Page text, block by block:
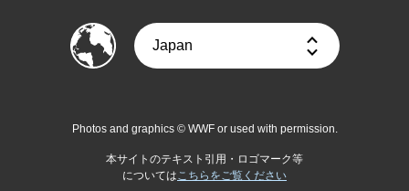
Photos and graphics © WWF or used with permission.
本サイトのテキスト引用・ロゴマーク等
については こちらをご覧ください